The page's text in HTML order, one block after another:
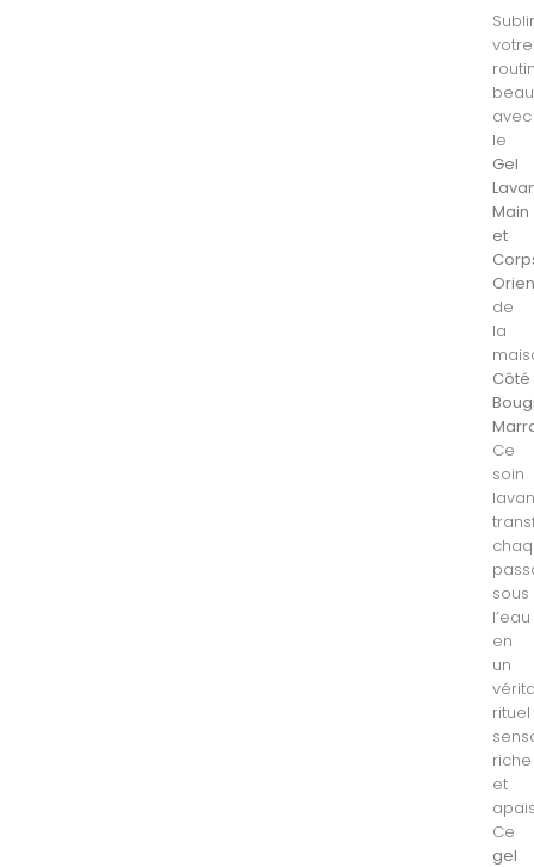
votre
avec
le
Gel
Main
et
de
la
Côté
Ce
soin
sous
l’eau
en
un
rituel
riche
et
Ce
gel